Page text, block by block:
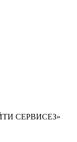
СЕРВИСЕЗ»